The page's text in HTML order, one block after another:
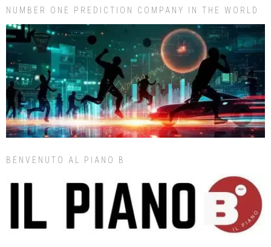
NUMBER ONE PREDICTION COMPANY IN THE WORLD
BENVENUTO AL PIANO B